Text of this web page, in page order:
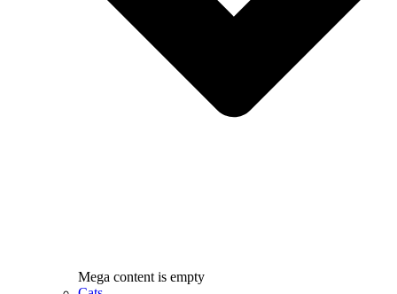
Mega content is empty